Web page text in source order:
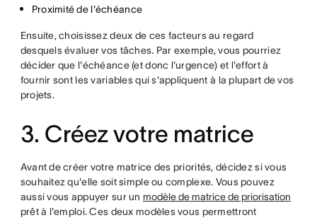
Proximité de l'échéance
Ensuite, choisissez deux de ces facteurs au regard
desquels évaluer vos tâches. Par exemple, vous pourriez
décider que l'échéance (et donc l'urgence) et l'effort à
fournir sont les variables qui s'appliquent à la plupart de vos
projets.
3. Créez votre matrice
Avant de créer votre matrice des priorités, décidez si vous
souhaitez qu'elle soit simple ou complexe. Vous pouvez
aussi vous appuyer sur un modèle de matrice de priorisation
prêt à l'emploi. Ces deux modèles vous permettront